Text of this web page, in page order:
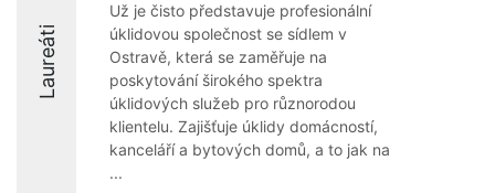
Laureáti
Už je čisto představuje profesionální
úklidovou společnost se sídlem v
Ostravě, která se zaměřuje na
poskytování širokého spektra
úklidových služeb pro různorodou
klientelu. Zajišťuje úklidy domácností,
kanceláří a bytových domů, a to jak na
...